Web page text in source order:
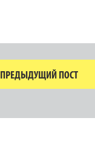
ПРЕДЫДУЩИЙ ПОСТ